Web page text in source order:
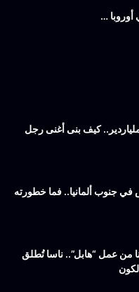
أوروبا …
كيف بنى أغنى رجل
جنوب ألمانيا.. فما خطورته
من عمل “هابل”.. ناسا تُطلق